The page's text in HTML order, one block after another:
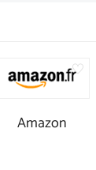
Amazon